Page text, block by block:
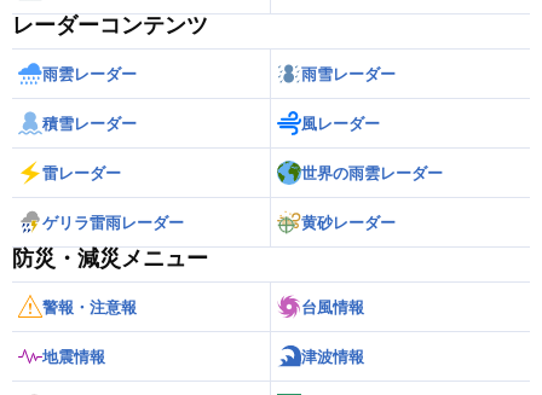
レーダーコンテンツ
雨雲レーダー 雨雪レーダー
積雪レーダー 風レーダー
雷レーダー 世界の雨雲レーダー
ゲリラ雷雨レーダー 黄砂レーダー
防災・減災メニュー
警報・注意報 台風情報
地震情報 津波情報